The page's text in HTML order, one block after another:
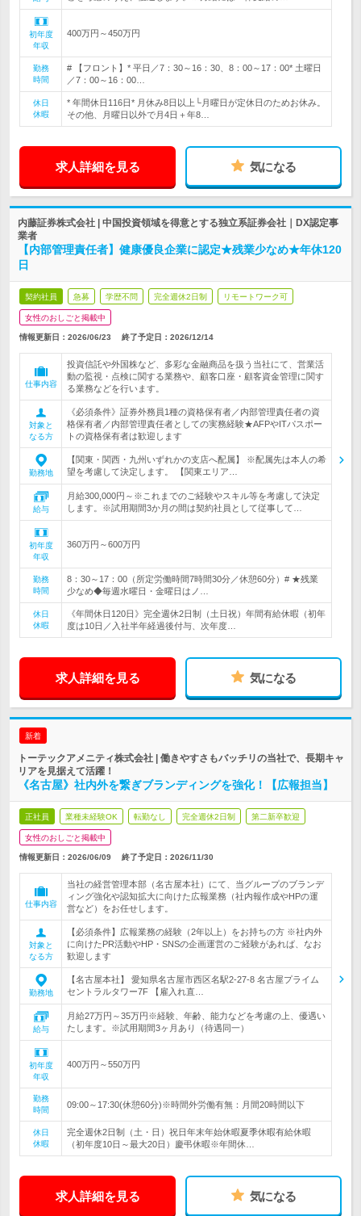
初年度
年収
400万円～450万円
勤務
時間
# 【フロント】* 平日／7：30～16：30、8：00～17：00* 土曜日
／7：00～16：00…
休日
休暇
* 年間休日116日* 月休み8日以上└月曜日が定休日のためお休み。
その他、月曜日以外で月4日＋年8…
求人詳細を見る 気になる
内藤証券株式会社 | 中国投資領域を得意とする独立系証券会社｜DX認定事
業者
【内部管理責任者】健康優良企業に認定★残業少なめ★年休120
日
契約社員 急募 学歴不問 完全週休2日制 リモートワーク可
女性のおしごと掲載中
情報更新日：2026/06/23 終了予定日： 2026/12/14
仕事内容
投資信託や外国株など、多彩な金融商品を扱う当社にて、営業活
動の監視・点検に関する業務や、顧客口座・顧客資金管理に関す
る業務などを行います。
対象と
なる方
《必須条件》証券外務員1種の資格保有者／内部管理責任者の資
格保有者／内部管理責任者としての実務経験★AFPやITパスポー
トの資格保有者は歓迎します
勤務地
【関東・関西・九州いずれかの支店へ配属】 ※配属先は本人の希
望を考慮して決定します。 【関東エリア…
給与
月給300,000円～※これまでのご経験やスキル等を考慮して決定
します。※試用期間3か月の間は契約社員として従事して…
初年度
年収
360万円～600万円
勤務
時間
8：30～17：00（所定労働時間7時間30分／休憩60分）# ★残業
少なめ◆毎週水曜日・金曜日はノ…
休日
休暇
《年間休日120日》完全週休2日制（土日祝）年間有給休暇（初年
度は10日／入社半年経過後付与、次年度…
求人詳細を見る 気になる
新着
トーテックアメニティ株式会社 | 働きやすさもバッチリの当社で、長期キャ
リアを見据えて活躍！
《名古屋》社内外を繋ぎブランディングを強化！【広報担当】
正社員 業種未経験OK 転勤なし 完全週休2日制 第二新卒歓迎
女性のおしごと掲載中
情報更新日：2026/06/09 終了予定日： 2026/11/30
仕事内容
当社の経営管理本部（名古屋本社）にて、当グループのブランデ
ィング強化や認知拡大に向けた広報業務（社内報作成やHPの運
営など）をお任せします。
対象と
なる方
【必須条件】広報業務の経験（2年以上）をお持ちの方 ※社内外
に向けたPR活動やHP・SNSの企画運営のご経験があれば、なお
歓迎します
勤務地
【名古屋本社】 愛知県名古屋市西区名駅2-27-8 名古屋プライム
セントラルタワー7F 【雇入れ直…
給与
月給27万円～35万円※経験、年齢、能力などを考慮の上、優遇い
たします。※試用期間3ヶ月あり（待遇同一）
初年度
年収
400万円～550万円
勤務
時間
09:00～17:30(休憩60分)※時間外労働有無：月間20時間以下
休日
休暇
完全週休2日制（土・日）祝日年末年始休暇夏季休暇有給休暇
（初年度10日～最大20日）慶弔休暇※年間休…
求人詳細を見る 気になる